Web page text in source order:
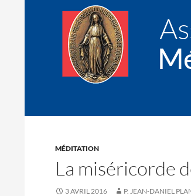
Association de la Médaille
MÉDITATION
La miséricorde
3 AVRIL 2016 P. JEAN-DANIEL